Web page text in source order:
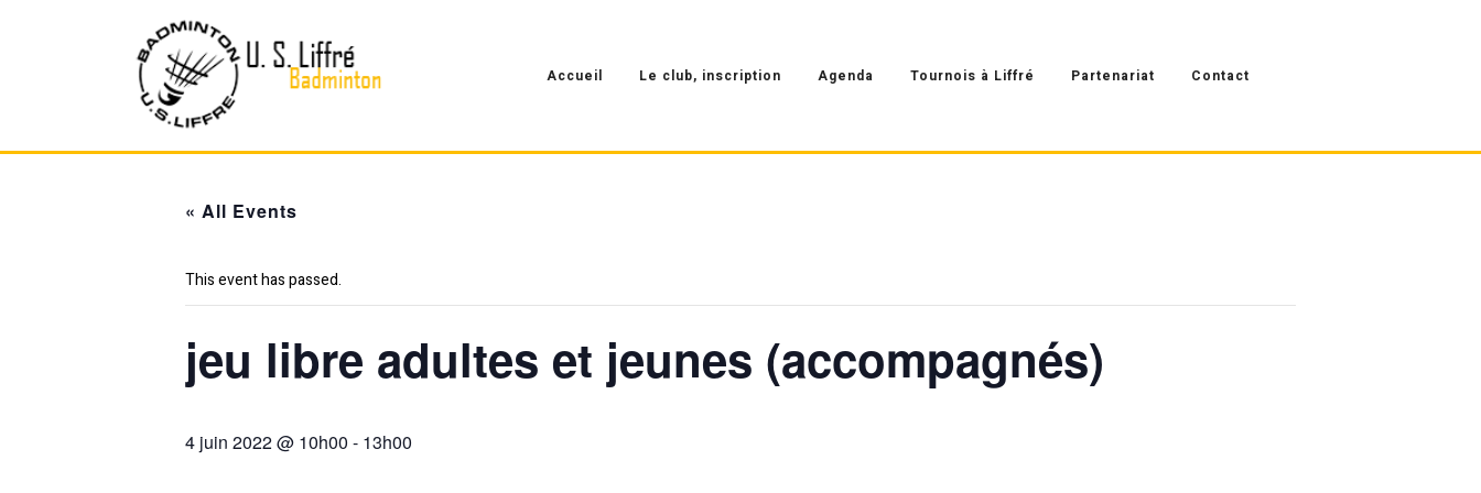
Accueil Le club, inscription Agenda Tournois à Liffré Partenariat Contact
« All Events
This event has passed.
jeu libre adultes et jeunes (accompagnés)
4 juin 2022 @ 10h00 - 13h00